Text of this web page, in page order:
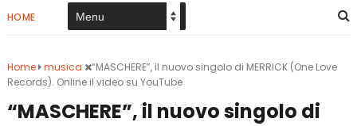
HOME
Home musica
“MASCHERE”, il nuovo singolo di MERRICK (One Love
Records). Online il video su YouTube
“MASCHERE”, il nuovo singolo di